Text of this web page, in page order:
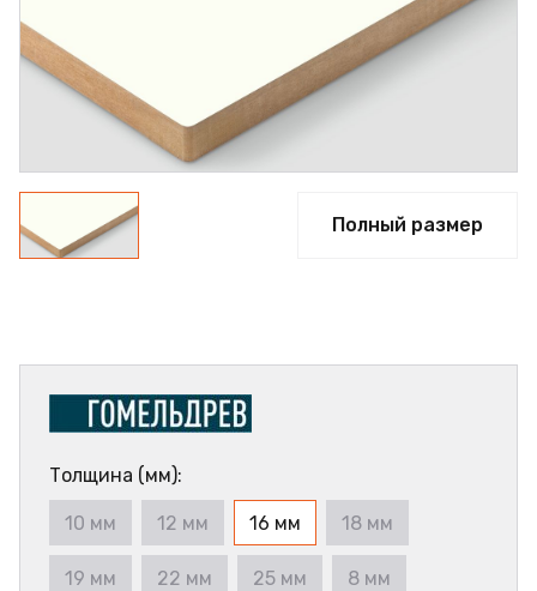
Полный размер
Толщина (мм):
10 мм 12 мм 16 мм 18 мм
19 мм 22 мм 25 мм 8 мм